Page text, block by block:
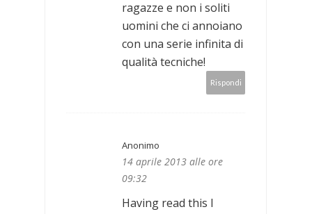
ragazze e non i soliti
uomini che ci annoiano
con una serie infinita di
qualità tecniche!
Rispondi
Anonimo
14 aprile 2013 alle ore
09:32
Having read this I